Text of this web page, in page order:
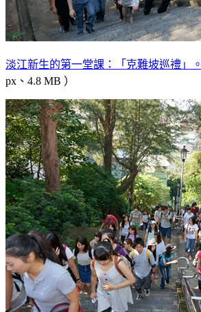
淡江新生的第一堂課：「克難坡巡禮」。
px、4.8 MB ）